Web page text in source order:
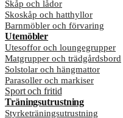
Skåp och lådor
Skoskåp och hatthyllor
Barnmöbler och förvaring
Utemöbler
Utesoffor och loungegrupper
Matgrupper och trädgårdsbord
Solstolar och hängmattor
Parasoller och markiser
Sport och fritid
Träningsutrustning
Styrketräningsutrustning